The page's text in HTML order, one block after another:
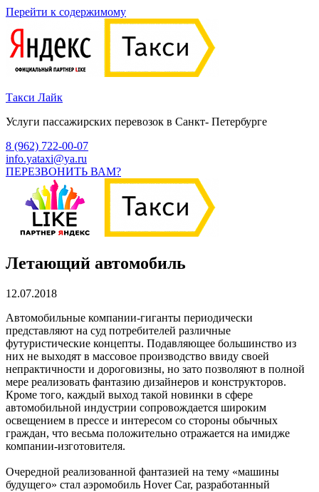
Перейти к содержимому
Такси Лайк
Услуги пассажирских перевозок в Санкт- Петербурге
8 (962) 722-00-07
info.yataxi@ya.ru
ПЕРЕЗВОНИТЬ ВАМ?
Летающий автомобиль
12.07.2018
Автомобильные компании-гиганты периодически
представляют на суд потребителей различные
футуристические концепты. Подавляющее большинство из
них не выходят в массовое производство ввиду своей
непрактичности и дороговизны, но зато позволяют в полной
мере реализовать фантазию дизайнеров и конструкторов.
Кроме того, каждый выход такой новинки в сфере
автомобильной индустрии сопровождается широким
освещением в прессе и интересом со стороны обычных
граждан, что весьма положительно отражается на имидже
компании-изготовителя.
Очередной реализованной фантазией на тему «машины
будущего» стал аэромобиль Hover Car, разработанный